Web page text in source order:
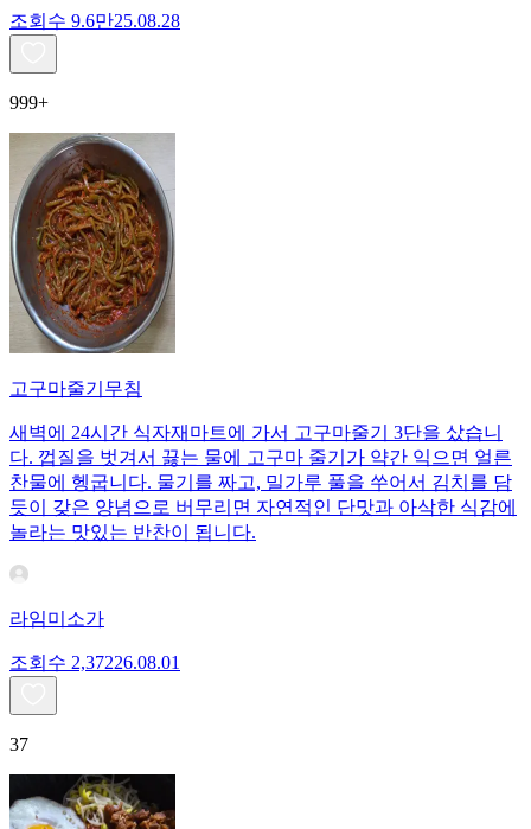
조회수 9.6만25.08.28
999+
고구마줄기무침
새벽에 24시간 식자재마트에 가서 고구마줄기 3단을 샀습니
다. 껍질을 벗겨서 끓는 물에 고구마 줄기가 약간 익으면 얼른
찬물에 헹굽니다. 물기를 짜고, 밀가루 풀을 쑤어서 김치를 담
듯이 갖은 양념으로 버무리면 자연적인 단맛과 아삭한 식감에
놀라는 맛있는 반찬이 됩니다.
라임미소가
조회수 2,37226.08.01
37